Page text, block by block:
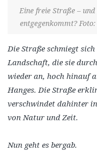
Eine freie Straße –
entgegenkommt?
Die Straße schmiegt
Landschaft, die sie
wieder an, hoch hinauf
Hanges. Die Straße
verschwindet dahinter
von Natur und Zeit.
Nun geht es bergab.